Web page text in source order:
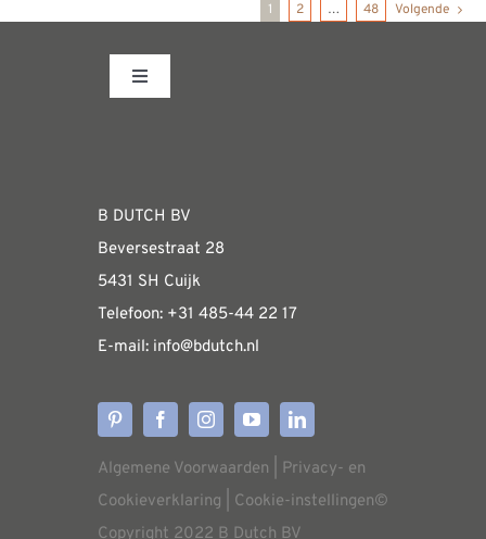
1 2 … 48 Volgende
Toggle
WEBSHOP
Algemene informatie &
Verzendkosten
Levertijden
Aflevering
B DUTCH BV
Beversestraat 28
5431 SH Cuijk
Telefoon: +31 485-44 22 17
E-mail: info@bdutch.nl
Algemene Voorwaarden
Privacy- en
Cookieverklaring
Cookie-instellingen©
Copyright 2022 B Dutch BV